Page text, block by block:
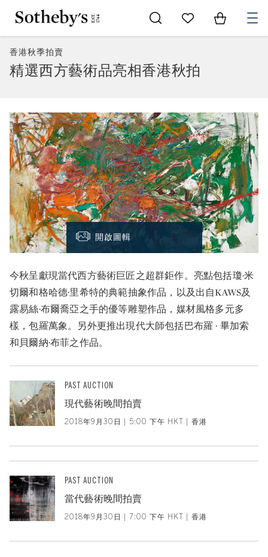
Go to My Favorites
Items in
香港秋季拍賣
精選西方藝術品亮相香港秋拍
開啟圖輯
今秋呈獻現當代西方藝術巨匠之超群鉅作。亮點包括瓊·米
切爾和格哈德·里希特的典範抽象作品，以及出自KAWS及
露易絲·布爾喬亞之手的優等雕塑作品，媒材風格多元多
樣，包羅萬象。另外更推出現代大師包括巴布羅 · 畢加索
和貝爾納·布菲之作品。
PAST AUCTION
現代藝術晚間拍賣
2018年9月30日 | 5:00 下午 HKT | 香港
PAST AUCTION
當代藝術晚間拍賣
2018年9月30日 | 7:00 下午 HKT | 香港